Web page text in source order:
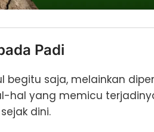
Padi
begitu saja, melainkan
hal yang memicu
dini.